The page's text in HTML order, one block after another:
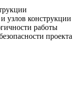
узлов конструкции
работы
проекта